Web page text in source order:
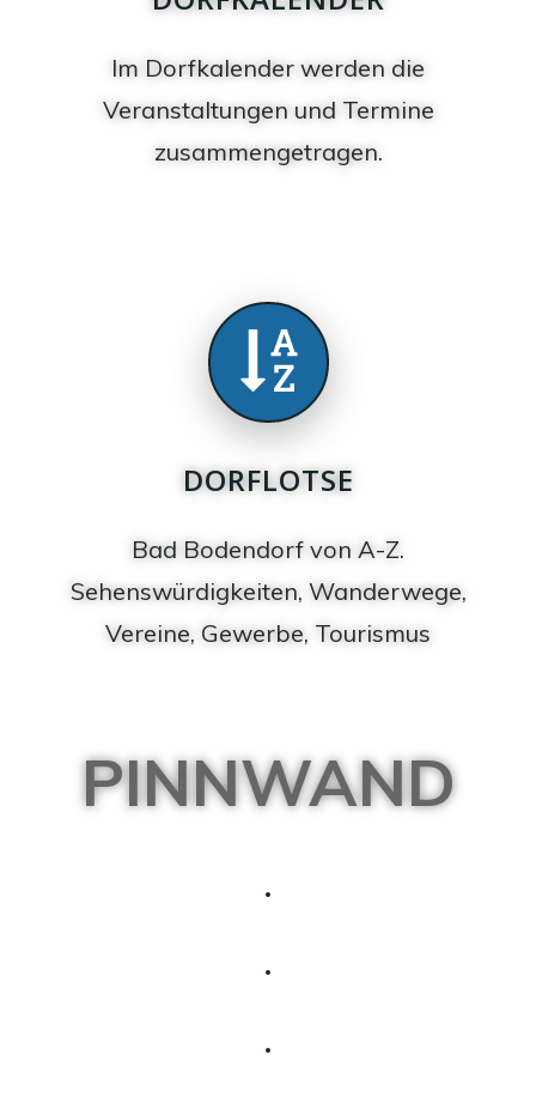
Im Dorfkalender werden die
Veranstaltungen und Termine
zusammengetragen.
DORFLOTSE
Bad Bodendorf von A-Z.
Sehenswürdigkeiten, Wanderwege,
Vereine, Gewerbe, Tourismus
PINNWAND